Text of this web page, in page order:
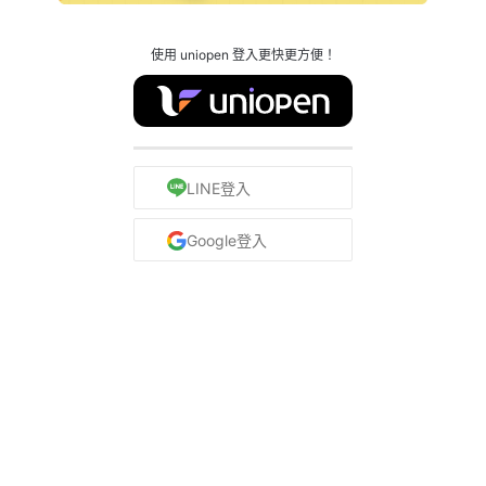
使用 uniopen 登入更快更方便！
LINE登入
Google登入